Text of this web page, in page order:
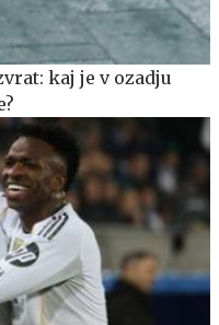
kaj je v ozadju